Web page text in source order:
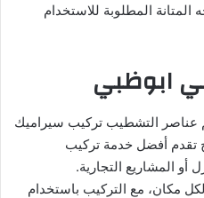
المتانة المطلوبة للاستخدام
ابوظبي
عناصر التشطيب تركيب سيراميك
تقدم أفضل خدمة تركيب
المشاريع التجارية.
مكان، مع التركيب باستخدام